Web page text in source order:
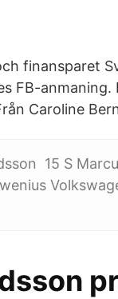
finansparet
FB-anmaning.
Caroline
15 S